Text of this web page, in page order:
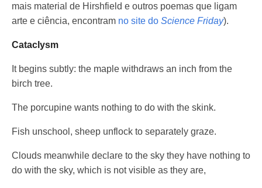
mais material de Hirshfield e outros poemas que ligam
arte e ciência, encontram no site do Science Friday).
Cataclysm
It begins subtly: the maple withdraws an inch from the
birch tree.
The porcupine wants nothing to do with the skink.
Fish unschool, sheep unflock to separately graze.
Clouds meanwhile declare to the sky they have nothing to
do with the sky, which is not visible as they are,